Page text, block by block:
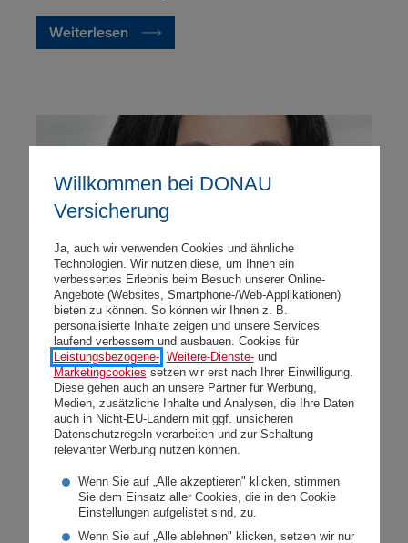
Willkommen bei DONAU
Versicherung
Ja, auch wir verwenden Cookies und ähnliche
Technologien. Wir nutzen diese, um Ihnen ein
verbessertes Erlebnis beim Besuch unserer Online-
Angebote (Websites, Smartphone-/Web-Applikationen)
bieten zu können. So können wir Ihnen z. B.
personalisierte Inhalte zeigen und unsere Services
laufend verbessern und ausbauen. Cookies für
Leistungsbezogene-, Weitere-Dienste-und
Marketingcookies setzen wir erst nach Ihrer Einwilligung.
Diese gehen auch an unsere Partner für Werbung,
Medien, zusätzliche Inhalte und Analysen, die Ihre Daten
auch in Nicht-EU-Ländern mit ggf. unsicheren
Datenschutzregeln verarbeiten und zur Schaltung
relevanter Werbung nutzen können.
Wenn Sie auf „Alle akzeptieren" klicken, stimmen
Sie dem Einsatz aller Cookies, die in den Cookie
Einstellungen aufgelistet sind, zu.
Wenn Sie auf „Alle ablehnen" klicken, setzen wir nur
Weiterlesen
DONAU startet ins Vorsorgejahr
2022
Die DONAU Versicherung möchte zur Vorsorge
ermutigen und erleichtert den Einstieg mit zwei